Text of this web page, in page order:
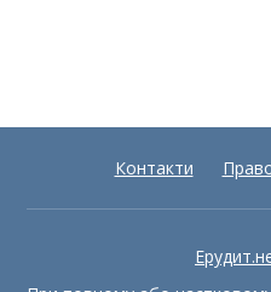
Контакти